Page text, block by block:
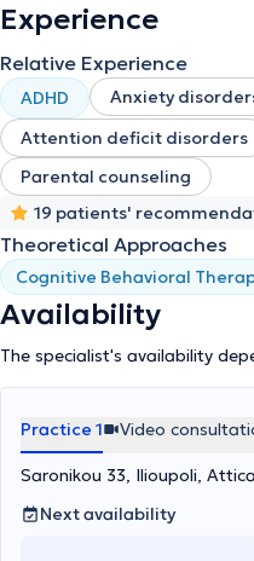
Psychotherapy Center
organization ACCPH
Furthermore, he has received
psychometric tool MMPI-2
practice, Dr. Thelouras has
adults and children and
psychopathological difficulties,
and depression, while
children and adolescents
ADHD, and other behavioral
professional experience, and
comprehensive professional in
Experience
Relative Experience
ADHD Anxiety
Attention deficit disorders
Parental counseling
19 patients'
Theoretical Approaches
Cognitive Behavioral
Availability
The specialist's availability
Practice 1 Video
Saronikou 33, Ilioupoli, Attica
Next availability